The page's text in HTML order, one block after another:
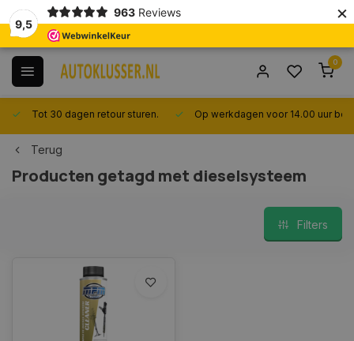
9,5
963 Reviews ×
0
Tot 30 dagen retour sturen. Op werkdagen voor 14.00 uur
Terug
Producten getagd met dieselsysteem
Filters